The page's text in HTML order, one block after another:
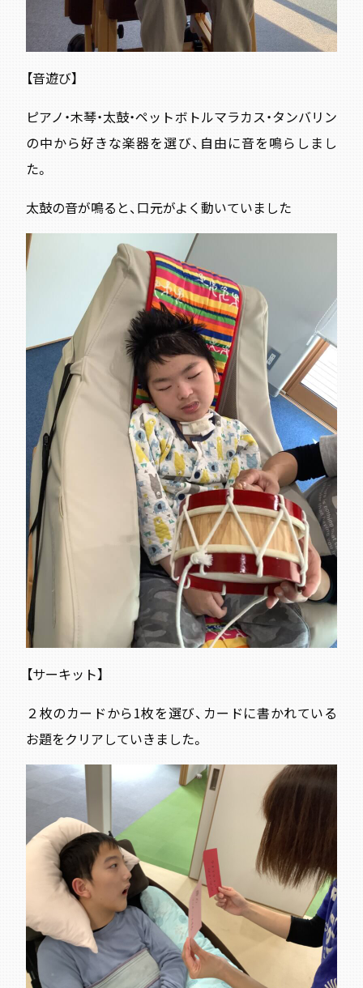
【音遊び】
ピアノ・木琴・太鼓・ペットボトルマラカス・タンバリン
の中から好きな楽器を選び、自由に音を鳴らしまし
た。
太鼓の音が鳴ると、口元がよく動いていました
【サーキット】
２枚のカードから1枚を選び、カードに書かれている
お題をクリアしていきました。